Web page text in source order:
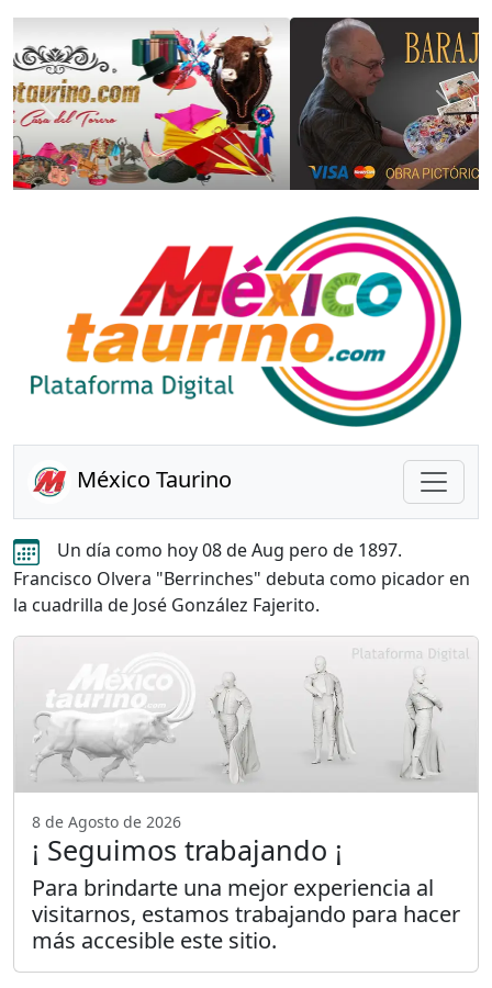
Anterior
México Taurino
Un día como hoy 08 de Aug pero de 1897.
Francisco Olvera "Berrinches" debuta como picador en
la cuadrilla de José González Fajerito.
8 de Agosto de 2026
¡ Seguimos trabajando ¡
Para brindarte una mejor experiencia al
visitarnos, estamos trabajando para hacer
más accesible este sitio.